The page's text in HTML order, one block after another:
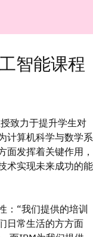
智能课程
致力于提升学生对
计算机科学与数学系
面发挥着关键作用，
术实现未来成功的能
：“我们提供的培训
日常生活的方方面